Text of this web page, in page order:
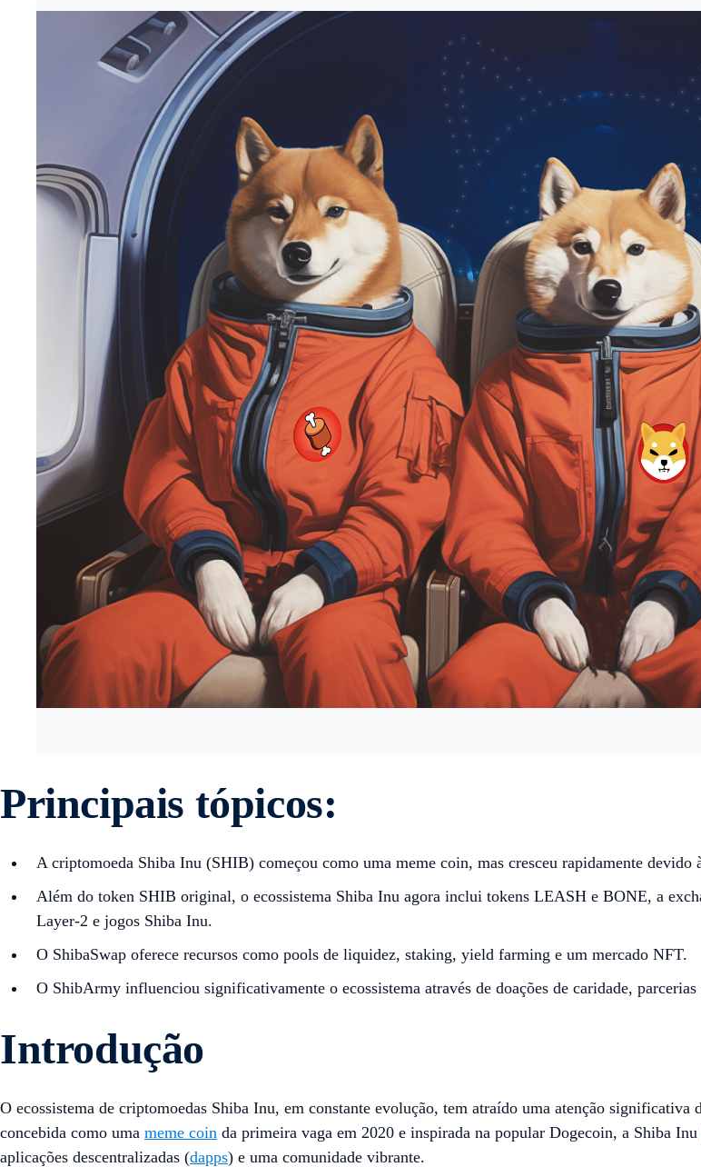
Principais tópicos:
A criptomoeda Shiba Inu (SHIB) começou como uma meme coin, mas cresceu rapidamente
Além do token SHIB original, o ecossistema Shiba Inu agora inclui tokens LEASH e BONE, a
Layer-2 e jogos Shiba Inu.
O ShibaSwap oferece recursos como pools de liquidez, staking, yield farming e um mercado NFT.
O ShibArmy influenciou significativamente o ecossistema através de doações de caridade,
Introdução
O ecossistema de criptomoedas Shiba Inu, em constante evolução, tem atraído uma atenção
concebida como uma meme coin da primeira vaga em 2020 e inspirada na popular Dogecoin, a Shiba
aplicações descentralizadas (dapps) e uma comunidade vibrante.